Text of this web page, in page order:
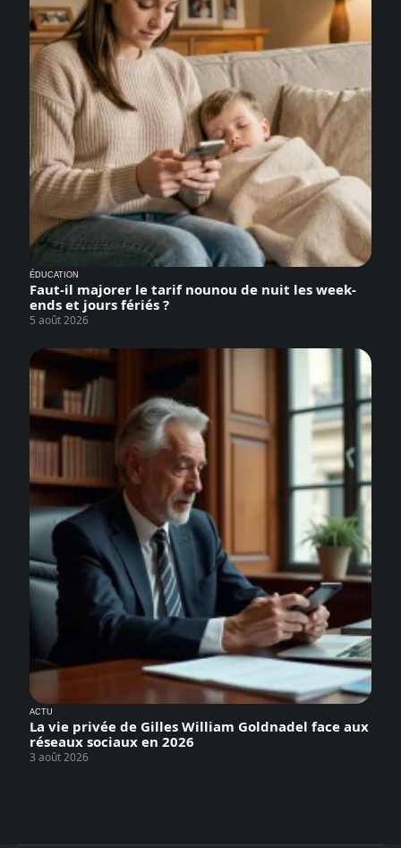
ÉDUCATION
Faut-il majorer le tarif nounou de nuit les week-
ends et jours fériés ?
5 août 2026
ACTU
La vie privée de Gilles William Goldnadel face aux
réseaux sociaux en 2026
3 août 2026